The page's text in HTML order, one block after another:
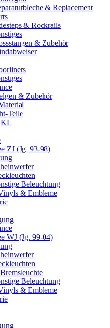
& Replacement
& Rockrails
& Zubehör
& Zubehör
Teile
KL
ZJ (Jg. 93-98)
Beleuchtung
& Embleme
WJ (Jg. 99-04)
Beleuchtung
& Embleme